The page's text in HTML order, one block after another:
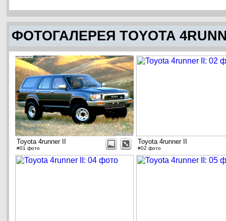
ФОТОГАЛЕРЕЯ TOYOTA
Toyota 4runner II
#01 фото
Toyota 4runner II
#02 фото